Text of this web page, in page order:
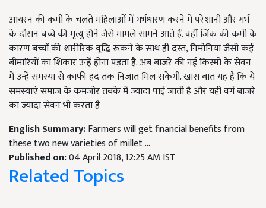
आयरन की कमी के चलते महिलाओं में गर्भधारण करने में परेशानी और गर्भ
के दौरान बच्चे की मृत्यु होने जैसे मामले सामने आते हैं. ​वहीं जिंक की कमी के
कारण बच्चों की शारीरिक वृद्धि रूकने के साथ ही दस्त, निमोनिया जैसी कई
बीमारियों का शिकार उन्हें होना पड़ता है. अब बाजरे की नई किस्मों के सेवन
में उन्हें समस्या से काफी हद तक निजात मिल सकेगी. खास बात यह है कि ये
समस्याएं समाज के कमजोर तबके में ज्यादा पाई जाती हैं और यही वर्ग बाजरे
का ज्यादा सेवन भी करता है
English Summary:Farmers will get financial benefits from
these two new varieties of millet ...
Published on:04 April 2018, 12:25 AM IST
Related Topics